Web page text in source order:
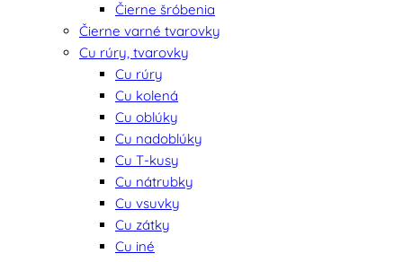
Čierne šróbenia
Čierne varné tvarovky
Cu rúry, tvarovky
Cu rúry
Cu kolená
Cu oblúky
Cu nadoblúky
Cu T-kusy
Cu nátrubky
Cu vsuvky
Cu zátky
Cu iné